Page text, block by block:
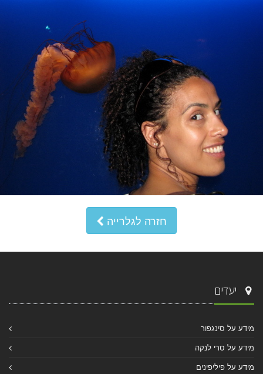
חזרה לגלרייה
יעדים
מידע על סינגפור
מידע על סרי לנקה
מידע על פיליפינים